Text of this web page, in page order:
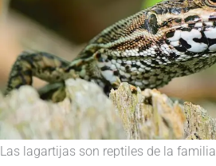
Las lagartijas son reptiles de la familia